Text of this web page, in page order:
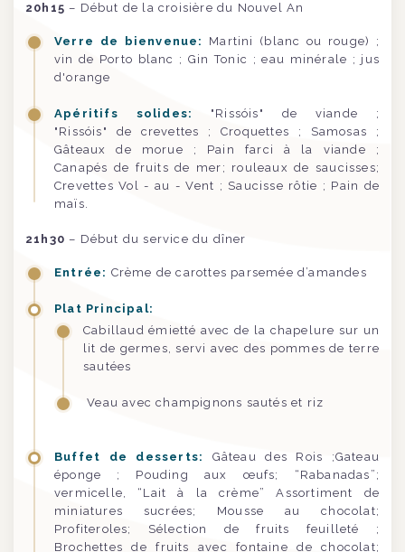
20h15 – Début de la croisière du Nouvel An
Verre de bienvenue:
Martini (blanc ou rouge) ;
vin de Porto blanc ; Gin Tonic ; eau minérale ; jus
d'orange
Apéritifs solides:
"Rissóis" de viande ;
"Rissóis" de crevettes ; Croquettes ; Samosas ;
Gâteaux de morue ; Pain farci à la viande ;
Canapés de fruits de mer; rouleaux de saucisses;
Crevettes Vol - au - Vent ; Saucisse rôtie ; Pain de
maïs.
21h30 – Début du service du dîner
Entrée: Crème de carottes parsemée d’amandes
Plat Principal:
Cabillaud émietté avec de la chapelure sur un
lit de germes, servi avec des pommes de terre
sautées
Veau avec champignons sautés et riz
Buffet de desserts:
Gâteau des Rois ;Gateau
éponge ; Pouding aux œufs; “Rabanadas”;
vermicelle, “Lait à la crème” Assortiment de
miniatures sucrées; Mousse au chocolat;
Profiteroles; Sélection de fruits feuilleté ;
Brochettes de fruits avec fontaine de chocolat;